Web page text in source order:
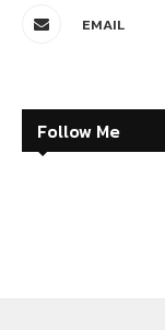
EMAIL
Follow Me